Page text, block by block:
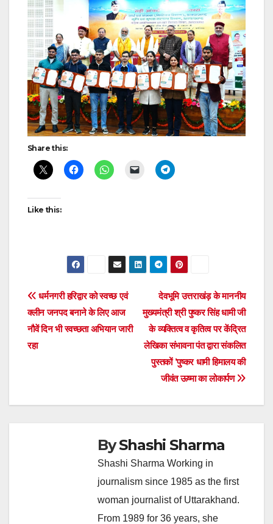
Share this:
Like this:
Post
navigation
देवभूमि उत्तराखंड़ के माननीय
मुख्यमंत्री श्री पुष्कर सिंह धामी जी
के व्यक्तित्व व कृतित्व पर केंद्रित
लेखिका संभावना पंत द्वारा संकलित
पुस्तकों ’पुष्कर धामी हिमालय की
जीवंत ऊष्मा का लोकार्पण
धर्मनगरी हरिद्वार को स्वच्छ एवं
क्लीन जनपद बनाने के लिए आज
नौवें दिन भी स्वच्छता अभियान जारी
रहा
ByShashi Sharma
Shashi Sharma Working in
journalism since 1985 as the first
woman journalist of Uttarakhand.
From 1989 for 36 years, she